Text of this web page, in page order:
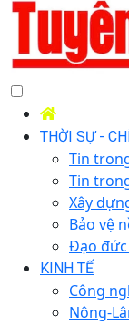
THỜI SỰ -
Tin
Tin
Xây
Bảo vệ
Đạo đức
KINH TẾ
Công
Nông-